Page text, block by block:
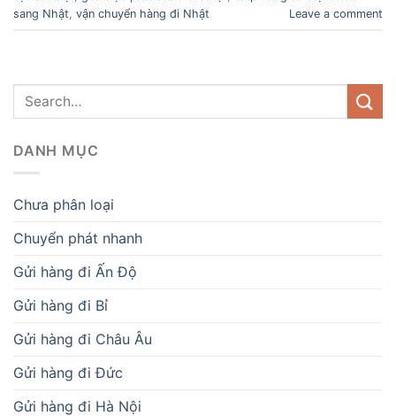
sang Nhật vận chuyển hàng đi Nhật Leave a comment
DANH MỤC
Chưa phân loại
Chuyển phát nhanh
Gửi hàng đi Ấn Độ
Gửi hàng đi Bỉ
Gửi hàng đi Châu Âu
Gửi hàng đi Đức
Gửi hàng đi Hà Nội